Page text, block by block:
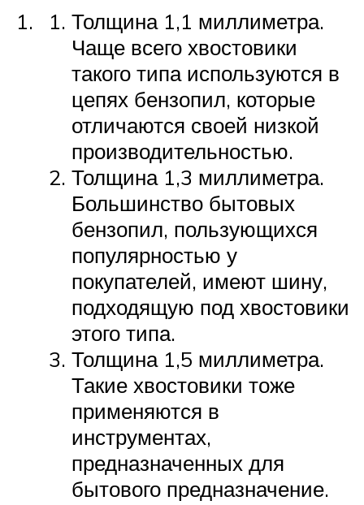
Толщина 1,1 миллиметра.
Чаще всего хвостовики
такого типа используются в
цепях бензопил, которые
отличаются своей низкой
производительностью.
Толщина 1,3 миллиметра.
Большинство бытовых
бензопил, пользующихся
популярностью у
покупателей, имеют шину,
подходящую под хвостовики
этого типа.
Толщина 1,5 миллиметра.
Такие хвостовики тоже
применяются в
инструментах,
предназначенных для
бытового предназначение.